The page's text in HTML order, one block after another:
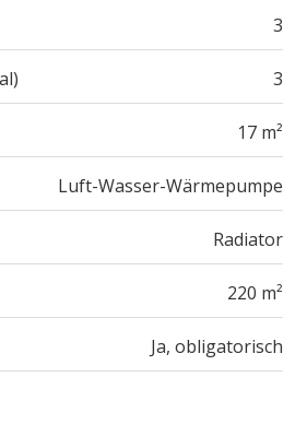
3
3
17 m²
Luft-Wasser-Wärmepumpe
Radiator
220 m²
Ja, obligatorisch